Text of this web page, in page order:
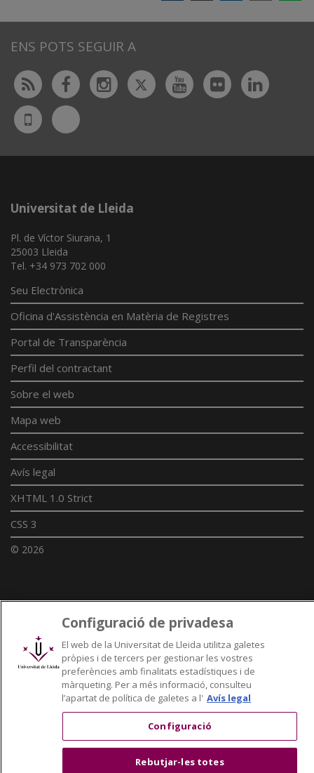
ENS POTS SEGUIR A
Rss FacebookInstagram
TwitterYoutubeFlickr
UdL
App
Bluesky
Universitat de Lleida
Pl. de Víctor Siurana, 1
25003 Lleida
Tel. +34 973 702 000
Seu Electrònica
Oficina d'Assistència en Matèria de Registres
Portal de Transparència
Perfil del contractant
Sobre el web
Mapa web
Accessibilitat
Avís legal
XHTML 1.0 Strict
CSS 3
© 2026
Enllaços UdL
Xarxes universitàries
Configuració de privadesa
El web de la Universitat de Lleida utilitza galetes
pròpies i de tercers per gestionar les vostres
preferències amb finalitats estadístiques i de
màrqueting. Per a més informació, consulteu
l’apartat de política de galetes a l' Avís legal
Configuració
Rebutjar-les totes